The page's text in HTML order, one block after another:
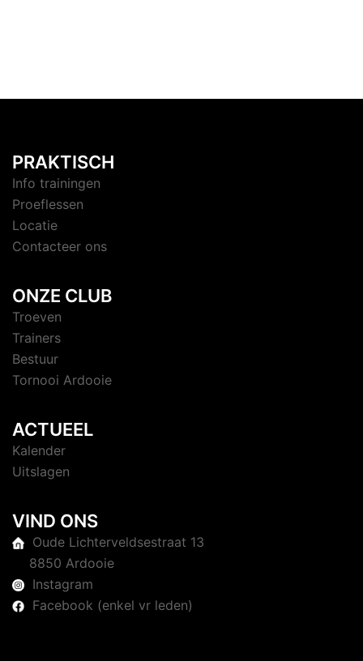
PRAKTISCH
Info trainingen
Proeflessen
Locatie
Contacteer ons
ONZE CLUB
Troeven
Trainers
Bestuur
Tornooi Ardooie
ACTUEEL
Kalender
Uitslagen
VIND ONS
Oude Lichterveldsestraat 13
8850 Ardooie
Instagram
Facebook (enkel vr leden)